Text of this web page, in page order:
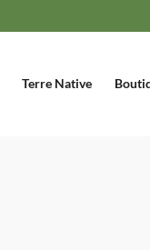
Terre Native